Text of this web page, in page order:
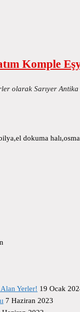
Komple
olarak Sarıyer
dokuma
Yerler! 19 Ocak
7 Haziran 2023